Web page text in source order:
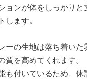
ョンが体をしっかりと
ます。
ーの生地は落ち着いた
質を高めてくれます。
も付いているため、休